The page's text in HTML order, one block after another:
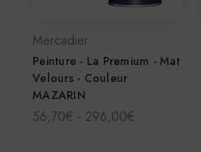
Mercadier
Peinture - La Premium - Mat
Velours - Couleur
MAZARIN
56,70€ - 296,00€